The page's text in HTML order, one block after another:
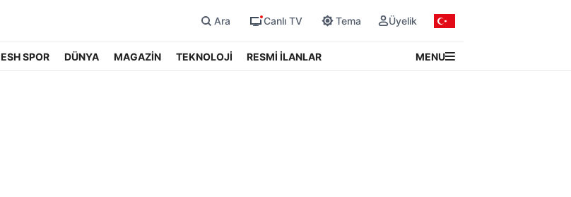
Ara Canlı TV Tema Üyelik
ESH SPOR DÜNYA MAGAZİN TEKNOLOJİ RESMİ İLANLAR MENU